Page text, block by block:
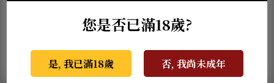
COLLECTION 50年
0.7L
麥芽威士忌 0.7L
NT$940
您是否已滿18歲?
是, 我已滿18歲 否, 我尚未成年